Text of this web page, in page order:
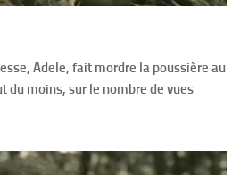
Adele, fait mordre la poussière au
du moins, sur le nombre de vues